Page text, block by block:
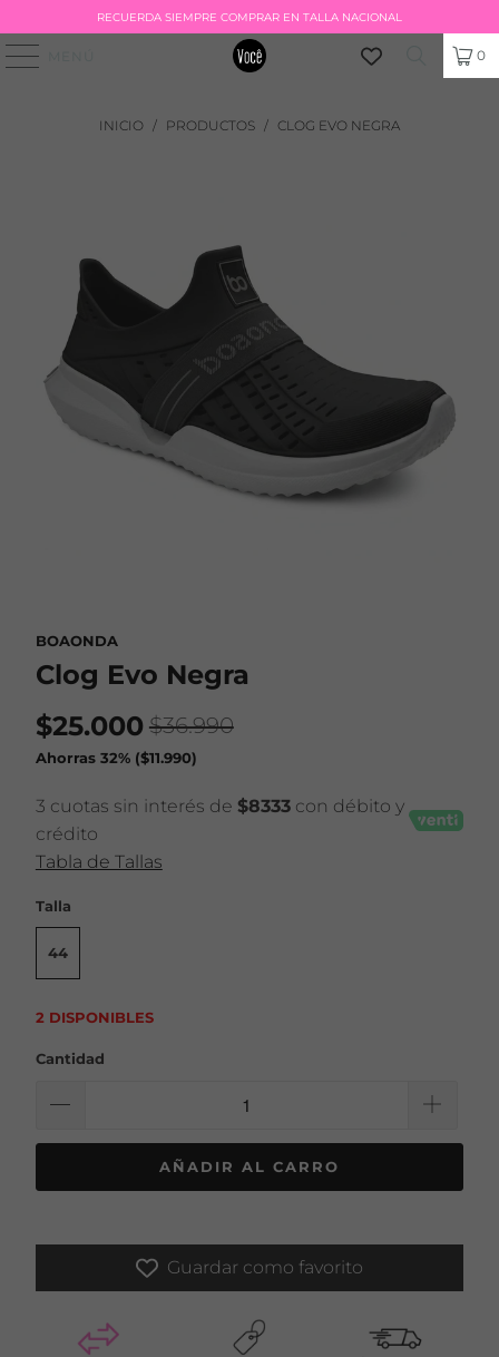
RECUERDA SIEMPRE COMPRAR EN TALLA NACIONAL
0
INICIO / PRODUCTOS / CLOG EVO NEGRA
BOAONDA
Clog Evo Negra
$25.000 $36.990
Ahorras 32% ($11.990)
3 cuotas sin interés de $8333con débito y
crédito
Tabla de Tallas
Talla
44
2 DISPONIBLES
Cantidad
AÑADIR AL CARRO
Guardar como favorito